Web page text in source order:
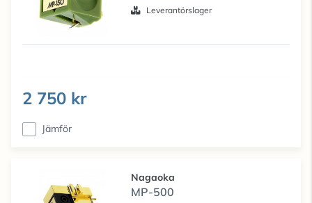
Leverantörslager
2 750 kr
Jämför
Nagaoka
MP-500